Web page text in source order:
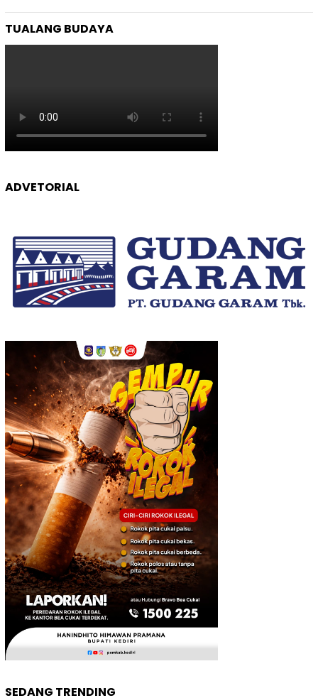
TUALANG BUDAYA
ADVETORIAL
SEDANG TRENDING